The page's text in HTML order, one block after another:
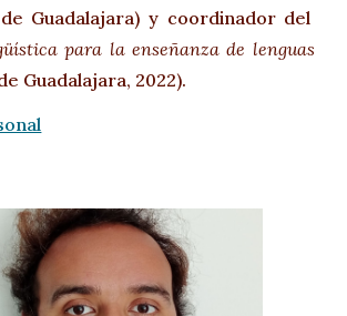
Guadalajara) y coordinador del
para la enseñanza de lenguas
Guadalajara, 2022).